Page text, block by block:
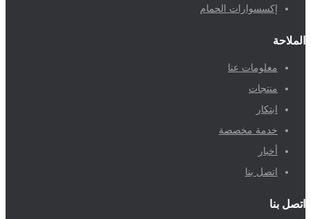
إكسسوارات الحمام
الملاحة
معلومات عنا
منتجات
ابتكار
خدمة مخصصة
أخبار
اتصل بنا
اتصل بنا